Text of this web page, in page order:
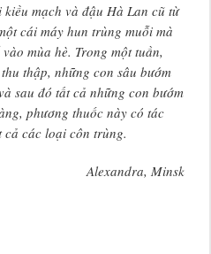
mạch và đậu Hà Lan cũ từ
cái máy hun trùng muỗi mà
mùa hè. Trong một tuần,
thập, những con sâu bướm
sau đó tất cả những con bướm
phương thuốc này có tác
các loại côn trùng.
Alexandra, Minsk